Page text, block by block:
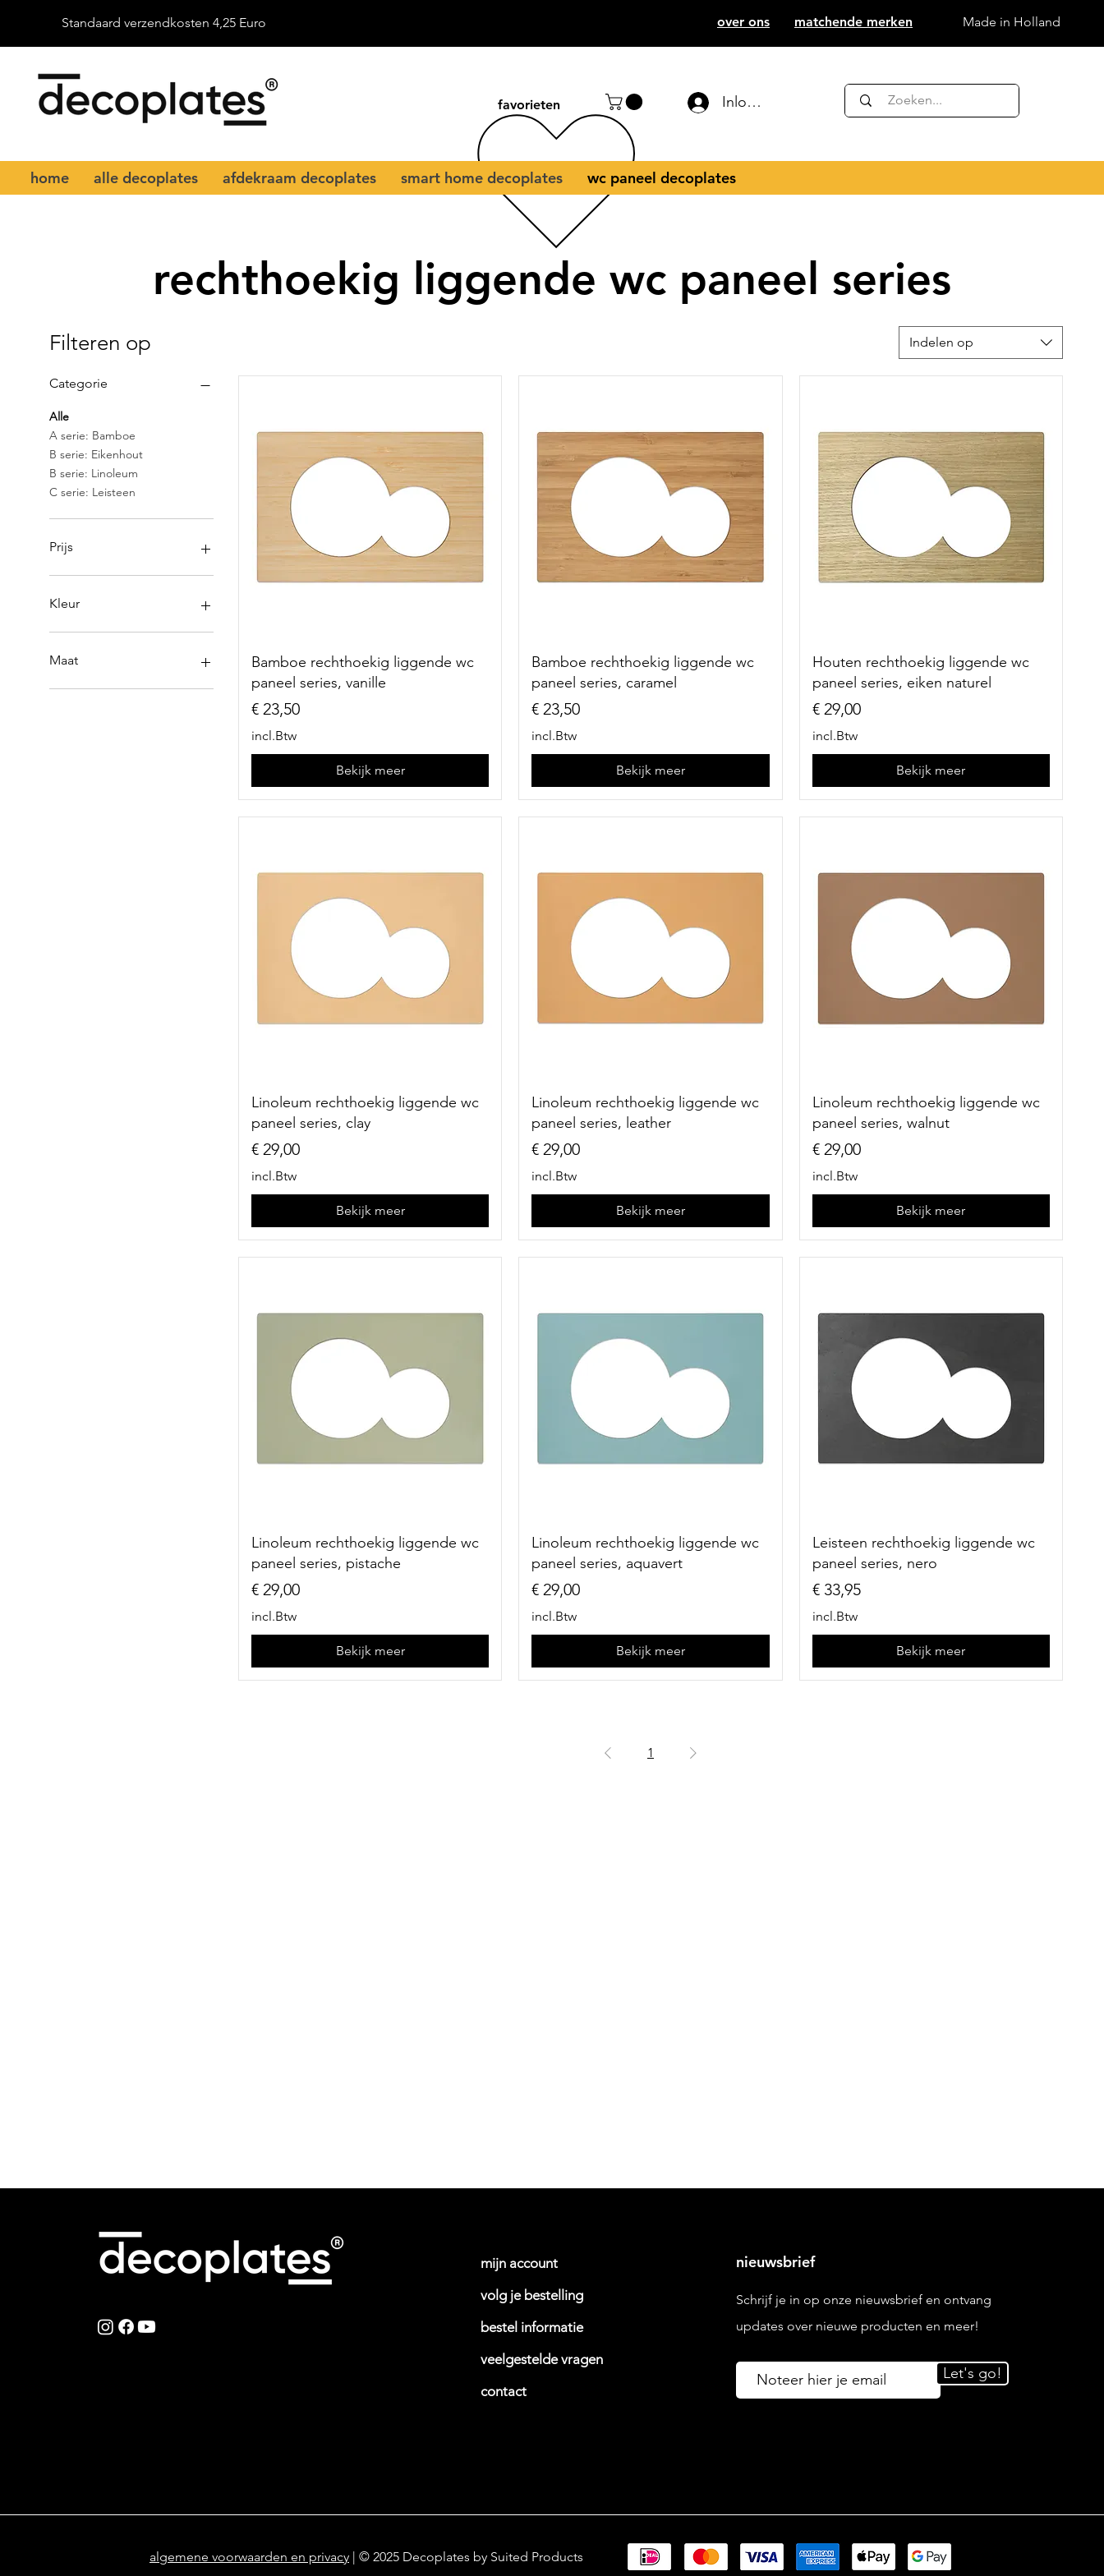
Standaard verzendkosten 4,25 Euro over ons matchende merken Made in Holland
favorieten Inloggen
home alle decoplates afdekraam decoplates smart home decoplates wc paneel decoplates
rechthoekig liggende wc paneel series
Filteren op
Categorie
Alle
A serie: Bamboe
B serie: Eikenhout
B serie: Linoleum
C serie: Leisteen
Prijs
Kleur
Maat
tweegats
Indelen op
Bamboe rechthoekig liggende wc
paneel series, vanille
Prijs
€ 23,50
incl.Btw
Bekijk meer
Bamboe rechthoekig liggende wc
paneel series, caramel
Prijs
€ 23,50
incl.Btw
Bekijk meer
Houten rechthoekig liggende wc
paneel series, eiken naturel
Prijs
€ 29,00
incl.Btw
Bekijk meer
Linoleum rechthoekig liggende wc
paneel series, clay
Prijs
€ 29,00
incl.Btw
Bekijk meer
Linoleum rechthoekig liggende wc
paneel series, leather
Prijs
€ 29,00
incl.Btw
Bekijk meer
Linoleum rechthoekig liggende wc
paneel series, walnut
Prijs
€ 29,00
incl.Btw
Bekijk meer
Linoleum rechthoekig liggende wc
paneel series, pistache
Prijs
€ 29,00
incl.Btw
Bekijk meer
Linoleum rechthoekig liggende wc
paneel series, aquavert
Prijs
€ 29,00
incl.Btw
Bekijk meer
Leisteen rechthoekig liggende wc
paneel series, nero
Prijs
€ 33,95
incl.Btw
Bekijk meer
1
mijn account
volg je bestelling
bestel informatie
veelgestelde vragen
contact
nieuwsbrief
Schrijf je in op onze nieuwsbrief en ontvang
updates over nieuwe producten en meer!
Let's go!
algemene voorwaarden en privacy | © 2025 Decoplates by Suited Products